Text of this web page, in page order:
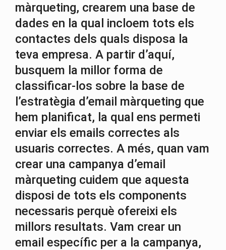
màrqueting, crearem una base de
dades en la qual incloem tots els
contactes dels quals disposa la
teva empresa. A partir d’aquí,
busquem la millor forma de
classificar-los sobre la base de
l’estratègia d’email màrqueting que
hem planificat, la qual ens permeti
enviar els emails correctes als
usuaris correctes. A més, quan vam
crear una campanya d’email
màrqueting cuidem que aquesta
disposi de tots els components
necessaris perquè ofereixi els
millors resultats. Vam crear un
email específic per a la campanya,